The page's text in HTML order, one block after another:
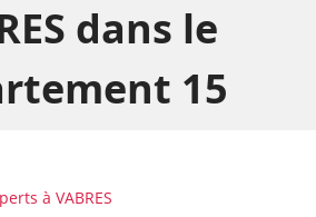
dans le
15
à VABRES